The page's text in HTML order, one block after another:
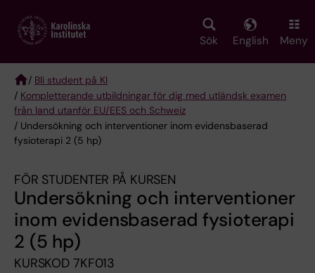
main
Sök English Meny
Breadcrumb
/ Bli student på KI
/ Kompletterande utbildningar för dig med utländsk examen
från land utanför EU/EES och Schweiz
/ Undersökning och interventioner inom evidensbaserad
fysioterapi 2 (5 hp)
FÖR STUDENTER PÅ KURSEN
Undersökning och interventioner
inom evidensbaserad fysioterapi
2 (5 hp)
KURSKOD 7KF013